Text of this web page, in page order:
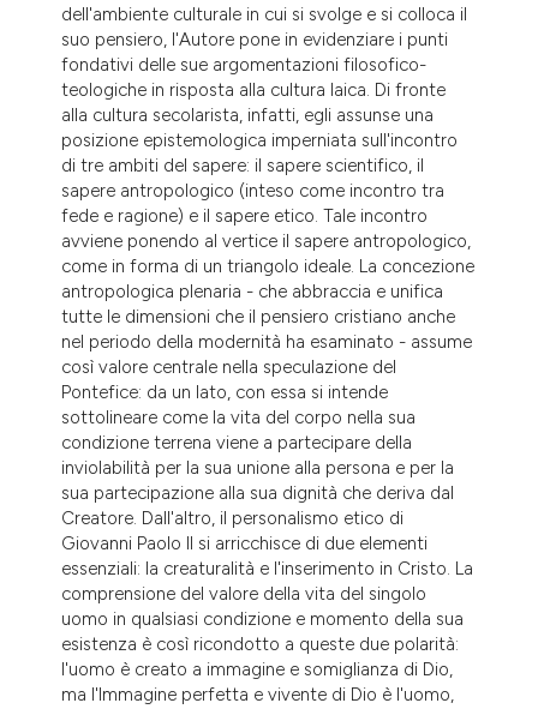
mentions, or contrasts
cited claim, and a label
in which section the
was made.
dell'ambiente culturale in cui si svolge e si colloca il
suo pensiero, l'Autore pone in evidenziare i punti
fondativi delle sue argomentazioni filosofico-
teologiche in risposta alla cultura laica. Di fronte
alla cultura secolarista, infatti, egli assunse una
posizione epistemologica imperniata sull'incontro
di tre ambiti del sapere: il sapere scientifico, il
sapere antropologico (inteso come incontro tra
fede e ragione) e il sapere etico. Tale incontro
avviene ponendo al vertice il sapere antropologico,
come in forma di un triangolo ideale. La concezione
antropologica plenaria - che abbraccia e unifica
tutte le dimensioni che il pensiero cristiano anche
nel periodo della modernità ha esaminato - assume
così valore centrale nella speculazione del
Pontefice: da un lato, con essa si intende
sottolineare come la vita del corpo nella sua
condizione terrena viene a partecipare della
inviolabilità per la sua unione alla persona e per la
sua partecipazione alla sua dignità che deriva dal
Creatore. Dall'altro, il personalismo etico di
Giovanni Paolo II si arricchisce di due elementi
essenziali: la creaturalità e l'inserimento in Cristo. La
comprensione del valore della vita del singolo
uomo in qualsiasi condizione e momento della sua
esistenza è così ricondotto a queste due polarità:
l'uomo è creato a immagine e somiglianza di Dio,
ma l'Immagine perfetta e vivente di Dio è l'uomo,